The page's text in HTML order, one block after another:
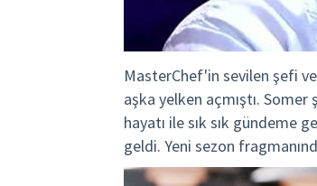
MasterChef'in sevilen şefi
aşka yelken açmıştı. Somer
hayatı ile sık sık gündeme
geldi. Yeni sezon